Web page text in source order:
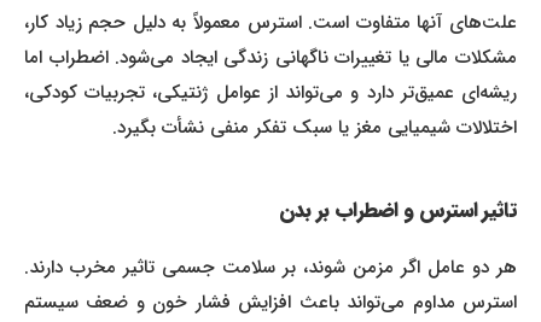
علت‌های آنها متفاوت است. استرس معمولاً به دلیل حجم زیاد کار،
مشکلات مالی یا تغییرات ناگهانی زندگی ایجاد می‌شود. اضطراب اما
ریشه‌ای عمیق‌تر دارد و می‌تواند از عوامل ژنتیکی، تجربیات کودکی،
اختلالات شیمیایی مغز یا سبک تفکر منفی نشأت بگیرد.
تاثیر استرس و اضطراب بر بدن
هر دو عامل اگر مزمن شوند، بر سلامت جسمی تاثیر مخرب دارند.
استرس مداوم می‌تواند باعث افزایش فشار خون و ضعف سیستم